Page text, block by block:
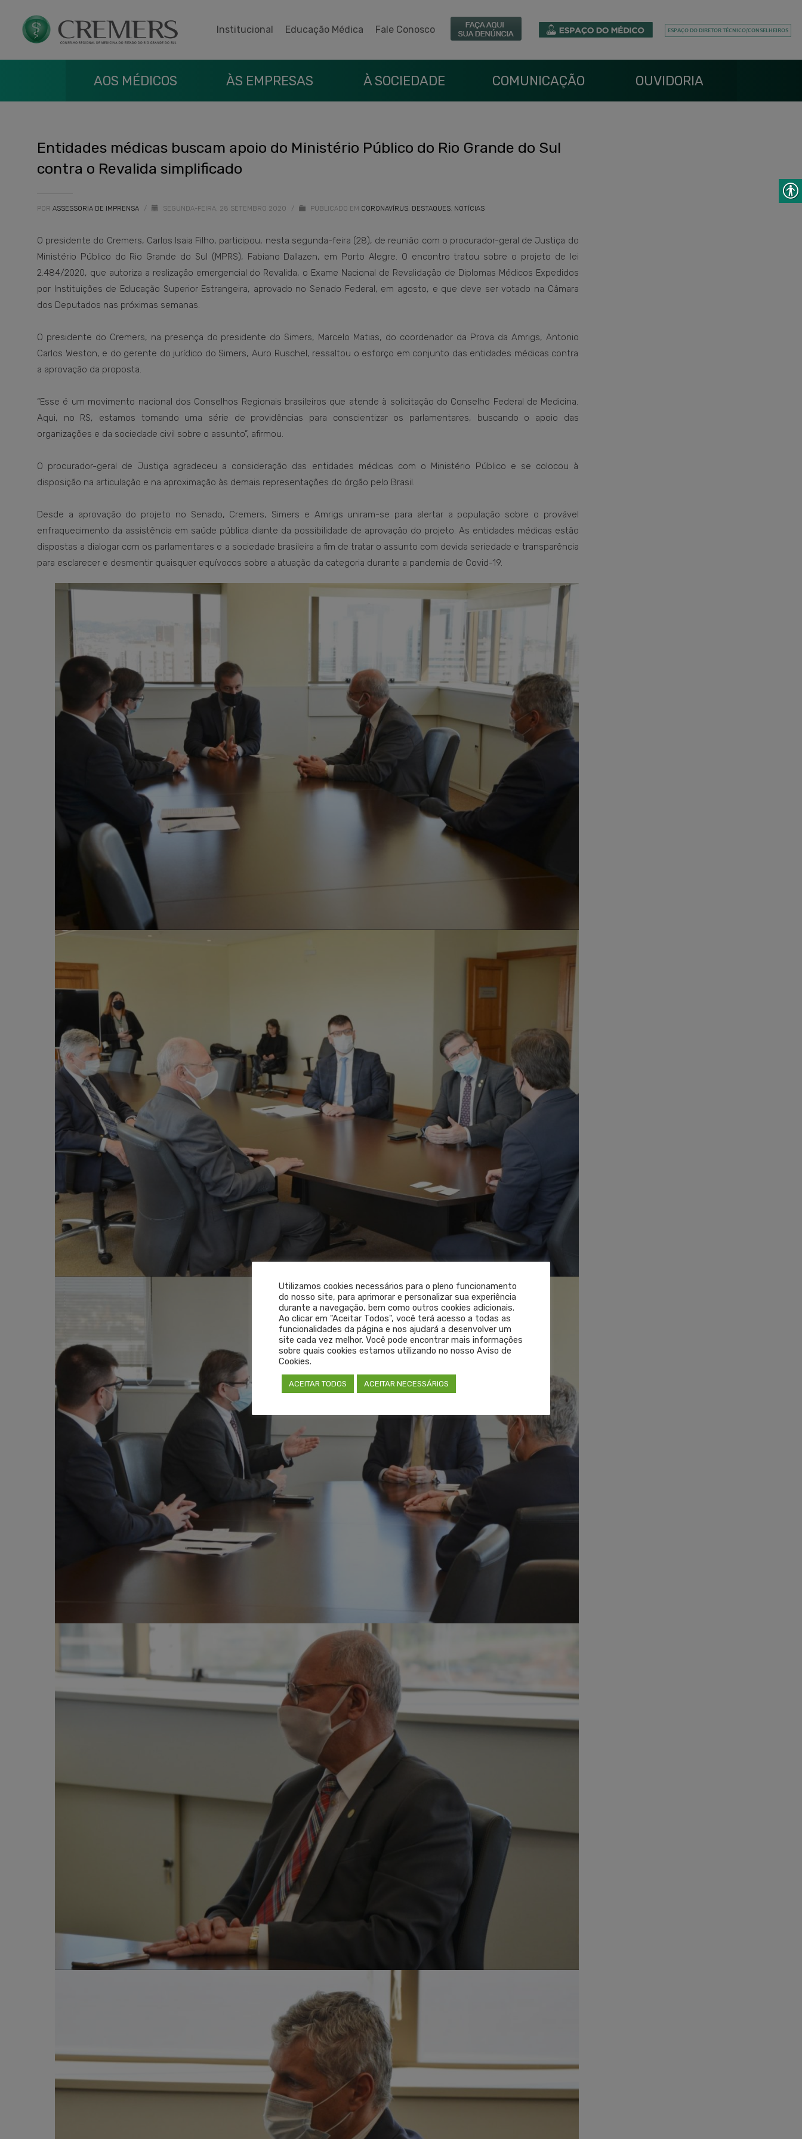
Institucional Educação Médica Fale Conosco
AOS MÉDICOS ÀS EMPRESAS À SOCIEDADE COMUNICAÇÃO OUVIDORIA
Entidades médicas buscam apoio do Ministério Público do Rio Grande do Sul
contra o Revalida simplificado
POR ASSESSORIA DE IMPRENSA / SEGUNDA-FEIRA, 28 SETEMBRO 2020 / PUBLICADO EM CORONAVÍRUS, DESTAQUES, NOTÍCIAS
O presidente do Cremers, Carlos Isaia Filho, participou, nesta segunda-feira (28), de reunião com o procurador-geral de Justiça do
Ministério Público do Rio Grande do Sul (MPRS), Fabiano Dallazen, em Porto Alegre. O encontro tratou sobre o projeto de lei
2.484/2020, que autoriza a realização emergencial do Revalida, o Exame Nacional de Revalidação de Diplomas Médicos Expedidos
por Instituições de Educação Superior Estrangeira, aprovado no Senado Federal, em agosto, e que deve ser votado na Câmara
dos Deputados nas próximas semanas.
O presidente do Cremers, na presença do presidente do Simers, Marcelo Matias, do coordenador da Prova da Amrigs, Antonio
Carlos Weston, e do gerente do jurídico do Simers, Auro Ruschel, ressaltou o esforço em conjunto das entidades médicas contra
a aprovação da proposta.
“Esse é um movimento nacional dos Conselhos Regionais brasileiros que atende à solicitação do Conselho Federal de Medicina.
Aqui, no RS, estamos tomando uma série de providências para conscientizar os parlamentares, buscando o apoio das
organizações e da sociedade civil sobre o assunto”, afirmou.
O procurador-geral de Justiça agradeceu a consideração das entidades médicas com o Ministério Público e se colocou à
disposição na articulação e na aproximação às demais representações do órgão pelo Brasil.
Desde a aprovação do projeto no Senado, Cremers, Simers e Amrigs uniram-se para alertar a população sobre o provável
enfraquecimento da assistência em saúde pública diante da possibilidade de aprovação do projeto. As entidades médicas estão
dispostas a dialogar com os parlamentares e a sociedade brasileira a fim de tratar o assunto com devida seriedade e transparência
para esclarecer e desmentir quaisquer equívocos sobre a atuação da categoria durante a pandemia de Covid-19.
Utilizamos cookies necessários para o pleno funcionamento
do nosso site, para aprimorar e personalizar sua experiência
durante a navegação, bem como outros cookies adicionais.
Ao clicar em "Aceitar Todos", você terá acesso a todas as
funcionalidades da página e nos ajudará a desenvolver um
site cada vez melhor. Você pode encontrar mais informações
sobre quais cookies estamos utilizando no nosso Aviso de
Cookies.
ACEITAR TODOS ACEITAR NECESSÁRIOS